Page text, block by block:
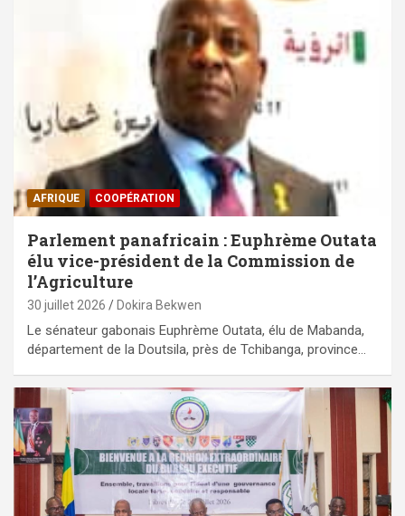
AFRIQUE ⁠COOPÉRATION
Parlement panafricain : Euphrème Outata
élu vice-président de la Commission de
l’Agriculture
30 juillet 2026 Dokira Bekwen
Le sénateur gabonais Euphrème Outata, élu de Mabanda,
département de la Doutsila, près de Tchibanga, province…